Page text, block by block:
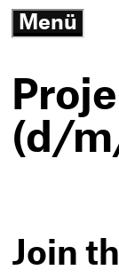
Menü
(d/
Join